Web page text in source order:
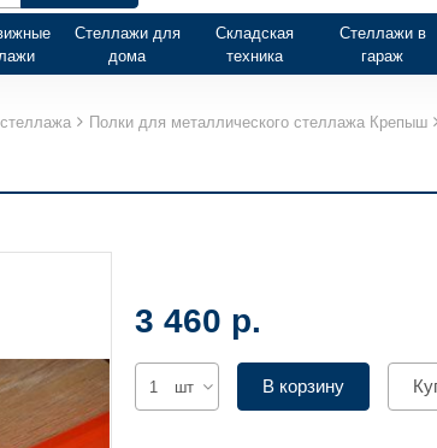
Стеллажи для
дома
Складская
техника
Стеллажи в
гараж
Полки для металлического стеллажа Крепыш
3 460 р.
шт В корзину